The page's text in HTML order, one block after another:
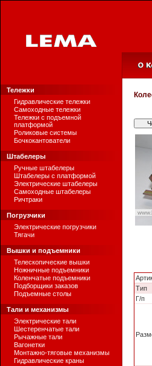
Тележки
Гидравлические тележки
Самоходные тележки
Тележки с подъемной
платформой
Роликовые системы
Бочкокантователи
Штабелеры
Ручные штабелеры
Штабелеры с платформой
Электрические штабелеры
Самоходные штабелеры
Ричтраки
Погрузчики
Электрические погрузчики
Тягачи
Вышки и подъемники
Телескопические вышки
Ножничные подъемники
Коленчатые подъемники
Подборщики заказов
Подъемные столы
Тали и механизмы
Электрические тали
Шестеренчатые тали
Рычажные тали
Вагонетки
Монтажно-тяговые механизмы
Гидравлические краны
Тип
Г/п